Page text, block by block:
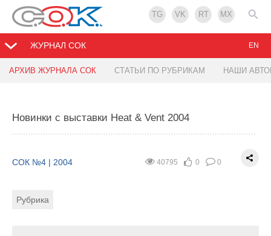
TG VK RT MX
ЖУРНАЛ СОК
АРХИВ ЖУРНАЛА СОК СТАТЬИ ПО РУБРИКАМ НАШИ
EN
Новинки с выставки Heat & Vent 2004
40795 0 0
СОК №4 | 2004
Рубрика
42434
СОК №4 | 2004
Рубрика Тэги
С 2004 г. Европа полностью переходит на новые
37175 0 0
СОК №4 | 2004